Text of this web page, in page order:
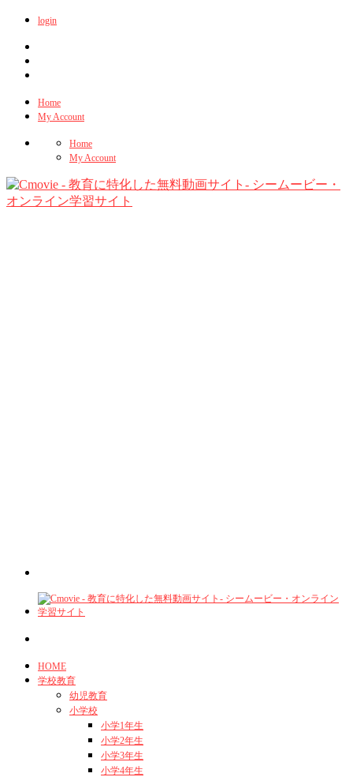
login
Home
My Account
Home
My Account
HOME
学校教育
幼児教育
小学校
小学1年生
小学2年生
小学3年生
小学4年生